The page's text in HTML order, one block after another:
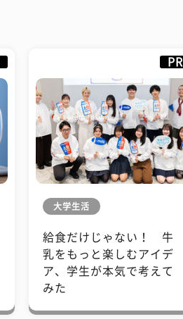
PR
大学生活
給食だけじゃない！ 牛
乳をもっと楽しむアイデ
ア、学生が本気で考えて
みた